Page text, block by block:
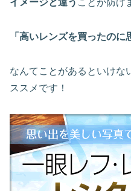
イメージと違う ことが防げ
「高いレンズを買ったのに
なんてことがあるといけな
ススメです！